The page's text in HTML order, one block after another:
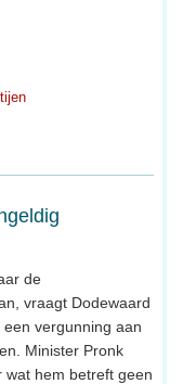
de
vraagt Dodewaard
vergunning aan
Minister Pronk
wat hem betreft geen